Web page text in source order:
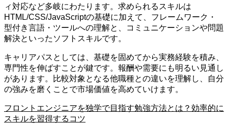
ィ対応など多岐にわたります。求められるスキルは
HTML/CSS/JavaScriptの基礎に加えて、フレームワーク・
型付き言語・ツールへの理解と、コミュニケーションや問題
解決といったソフトスキルです。
キャリアパスとしては、基礎を固めてから実務経験を積み、
専門性を伸ばすことが鍵です。報酬や需要にも明るい見通し
があります。比較対象となる他職種との違いを理解し、自分
の強みを磨くことで市場価値を高めていけます。
フロントエンジニアを独学で目指す勉強方法とは？効率的に
スキルを習得するコツ